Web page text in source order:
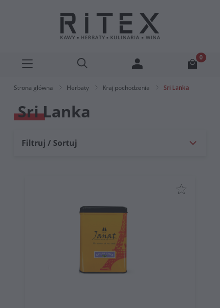
Strona główna Herbaty Kraj pochodzenia Sri Lanka
Sri Lanka
Filtruj / Sortuj